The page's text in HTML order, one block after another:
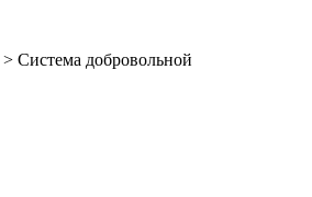
> Система добровольной